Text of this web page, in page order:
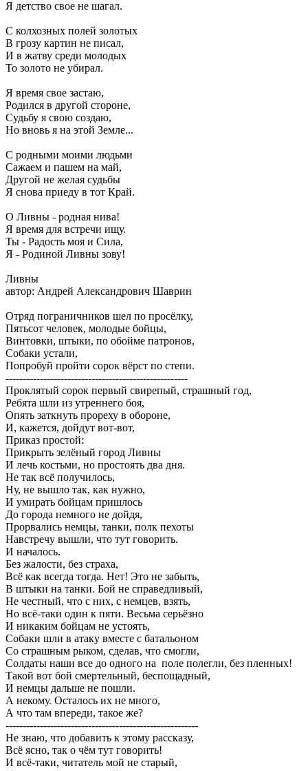
Я детство свое не шагал.
С колхозных полей золотых
В грозу картин не писал,
И в жатву среди молодых
То золото не убирал.
Я время свое застаю,
Родился в другой стороне,
Судьбу я свою создаю,
Но вновь я на этой Земле...
С родными моими людьми
Сажаем и пашем на май,
Другой не желая судьбы
Я снова приеду в тот Край.
О Ливны - родная нива!
Я время для встречи ищу.
Ты - Радость моя и Сила,
Я - Родиной Ливны зову!
Ливны
автор: Андрей Александрович Шаврин
Отряд пограничников шел по просёлку,
Пятьсот человек, молодые бойцы,
Винтовки, штыки, по обойме патронов,
Собаки устали,
Попробуй пройти сорок вёрст по степи.
-----------------------------------------------------
Проклятый сорок первый свирепый, страшный год,
Ребята шли из утреннего боя,
Опять заткнуть прореху в обороне,
И, кажется, дойдут вот-вот,
Приказ простой:
Прикрыть зелёный город Ливны
И лечь костьми, но простоять два дня.
Не так всё получилось,
Ну, не вышло так, как нужно,
И умирать бойцам пришлось
До города немного не дойдя,
Прорвались немцы, танки, полк пехоты
Навстречу вышли, что тут говорить.
И началось.
Без жалости, без страха,
Всё как всегда тогда. Нет! Это не забыть,
В штыки на танки. Бой не справедливый,
Не честный, что с них, с немцев, взять,
Но всё-таки один к пяти. Весьма серьёзно
И никаким бойцам не устоять,
Собаки шли в атаку вместе с батальоном
Со страшным рыком, сделав, что смогли,
Солдаты наши все до одного на поле полегли, без пленных!
Такой вот бой смертельный, беспощадный,
И немцы дальше не пошли.
А некому. Осталось их не много,
А что там впереди, такое же?
--------------------------------------------------------
Не знаю, что добавить к этому рассказу,
Всё ясно, так о чём тут говорить!
И всё-таки, читатель мой не старый,